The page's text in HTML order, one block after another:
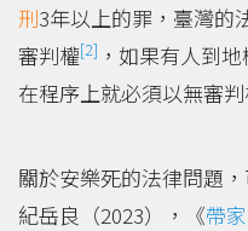
刑3年以上的罪，臺灣的
審判權[2] ，如果有人到
在程序上就必須以無審
關於安樂死的法律問題
紀岳良（2023），《帶